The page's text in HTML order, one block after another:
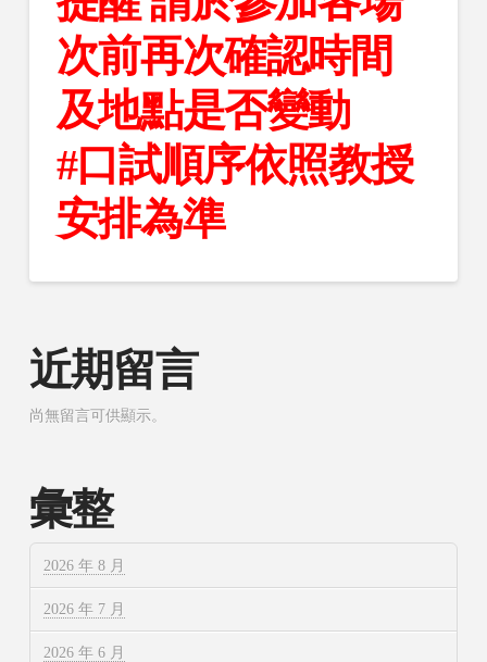
次前再次確認時間
及地點是否變動
#口試順序依照教授
安排為準
近期留言
尚無留言可供顯示。
彙整
2026 年 8 月
2026 年 7 月
2026 年 6 月